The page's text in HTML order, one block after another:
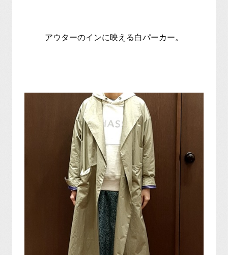
アウターのインに映える白パーカー。